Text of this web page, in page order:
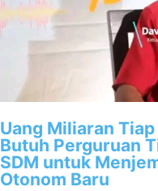
Uang Miliaran
Butuh Perguruan
SDM untuk
Otonom Baru